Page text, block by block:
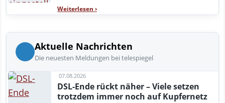
Weiterlesen ›
Aktuelle Nachrichten
Die neuesten Meldungen bei telespiegel
07.08.2026
DSL-Ende rückt näher – Viele setzen
trotzdem immer noch auf Kupfernetz